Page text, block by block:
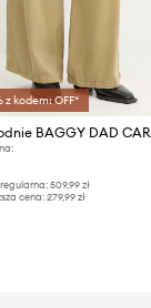
kodem: OFF*
BAGGY DAD
509,99 zł
cena: 279,99 zł